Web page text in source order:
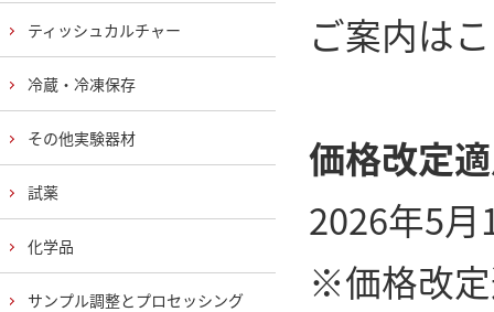
ご案内は
価格改定
2026年5月
※価格改
ティッシュカルチャー
冷蔵・冷凍保存
その他実験器材
試薬
化学品
サンプル調整とプロセッシング